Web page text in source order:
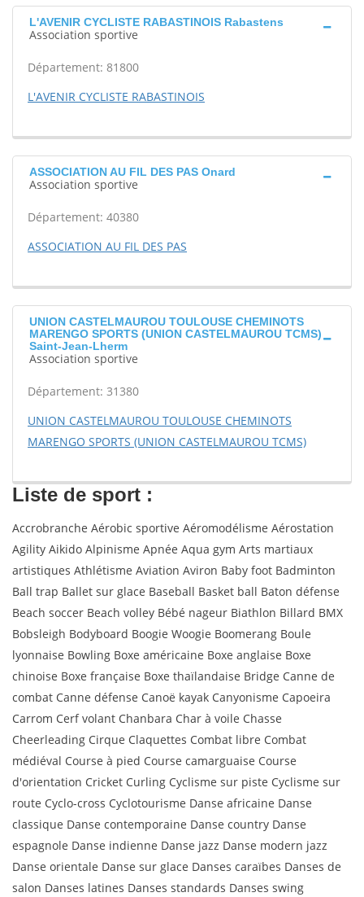
L'AVENIR CYCLISTE RABASTINOIS Rabastens
Association sportive
Département: 81800
L'AVENIR CYCLISTE RABASTINOIS
ASSOCIATION AU FIL DES PAS Onard
Association sportive
Département: 40380
ASSOCIATION AU FIL DES PAS
UNION CASTELMAUROU TOULOUSE CHEMINOTS
MARENGO SPORTS (UNION CASTELMAUROU TCMS)
Saint-Jean-Lherm
Association sportive
Département: 31380
UNION CASTELMAUROU TOULOUSE CHEMINOTS
MARENGO SPORTS (UNION CASTELMAUROU TCMS)
Liste de sport :
Accrobranche Aérobic sportive Aéromodélisme Aérostation
Agility Aikido Alpinisme Apnée Aqua gym Arts martiaux
artistiques Athlétisme Aviation Aviron Baby foot Badminton
Ball trap Ballet sur glace Baseball Basket ball Baton défense
Beach soccer Beach volley Bébé nageur Biathlon Billard BMX
Bobsleigh Bodyboard Boogie Woogie Boomerang Boule
lyonnaise Bowling Boxe américaine Boxe anglaise Boxe
chinoise Boxe française Boxe thaïlandaise Bridge Canne de
combat Canne défense Canoë kayak Canyonisme Capoeira
Carrom Cerf volant Chanbara Char à voile Chasse
Cheerleading Cirque Claquettes Combat libre Combat
médiéval Course à pied Course camarguaise Course
d'orientation Cricket Curling Cyclisme sur piste Cyclisme sur
route Cyclo-cross Cyclotourisme Danse africaine Danse
classique Danse contemporaine Danse country Danse
espagnole Danse indienne Danse jazz Danse modern jazz
Danse orientale Danse sur glace Danses caraïbes Danses de
salon Danses latines Danses standards Danses swing